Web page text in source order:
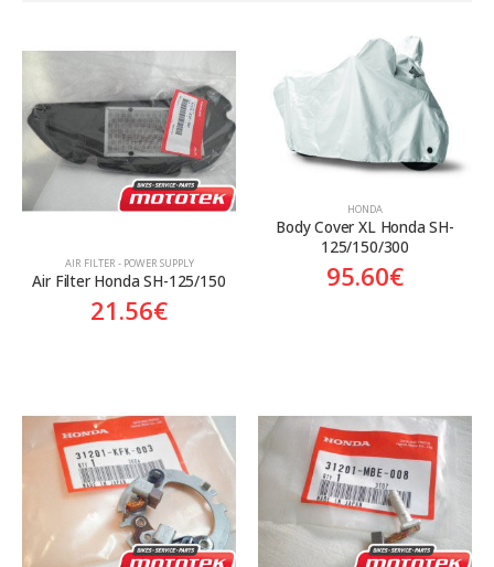
Προϊόν Προέλευση
Aftermarket Genuine
Γνήσιο
Γνήσιο
AIR FILTER - POWER SUPPLY
Air Filter Honda SH-125/150
21.56€
HONDA
Body Cover XL Honda SH-
125/150/300
95.60€